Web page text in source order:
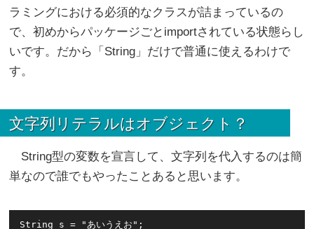
ラミングにおける必須的なクラスが詰まっているの
で、初めからパッケージごとimportされている状態らし
いです。だから「String」だけで普通に使えるわけで
す。
文字列リテラルはオブジェクト？
String型の変数を宣言して、文字列を代入するのは簡
単なので誰でもやったことあると思います。